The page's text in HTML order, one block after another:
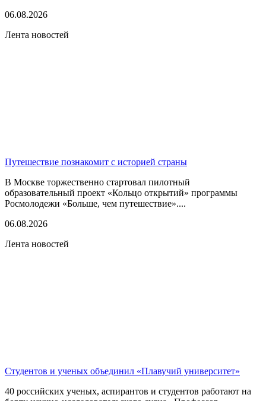
06.08.2026
Лента новостей
Путешествие познакомит с историей страны
В Москве торжественно стартовал пилотный
образовательный проект «Кольцо открытий» программы
Росмолодежи «Больше, чем путешествие»....
06.08.2026
Лента новостей
Студентов и ученых объединил «Плавучий университет»
40 российских ученых, аспирантов и студентов работают на